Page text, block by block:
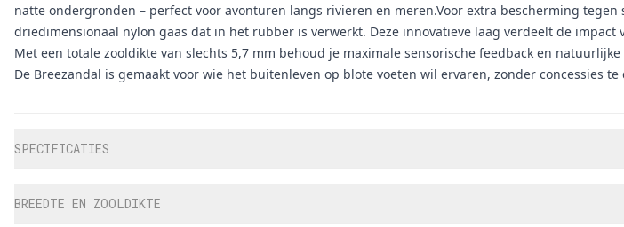
natte ondergronden – perfect voor avonturen langs rivieren en meren.Voor extra bescherming
driedimensionaal nylon gaas dat in het rubber is verwerkt. Deze innovatieve laag verdeelt de
Met een totale zooldikte van slechts 5,7 mm behoud je maximale sensorische feedback en
De Breezandal is gemaakt voor wie het buitenleven op blote voeten wil ervaren, zonder concessies
SPECIFICATIES
BREEDTE EN ZOOLDIKTE